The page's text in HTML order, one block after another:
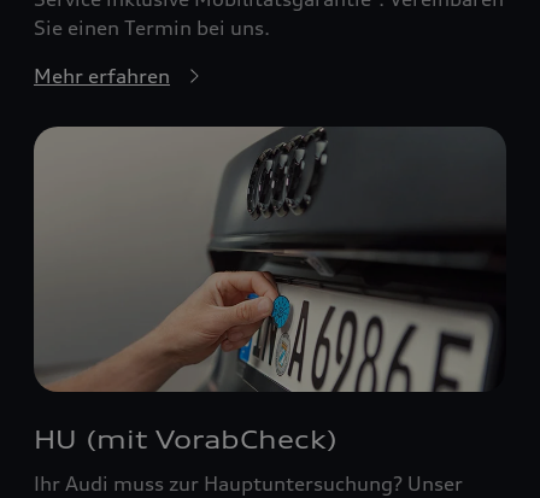
Sie einen Termin bei uns.
Mehr erfahren
HU (mit VorabCheck)
Ihr Audi muss zur Hauptuntersuchung? Unser